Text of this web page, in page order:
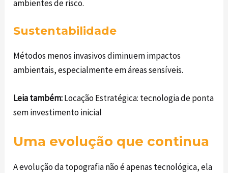
ambientes de risco.
Sustentabilidade
Métodos menos invasivos diminuem impactos
ambientais, especialmente em áreas sensíveis.
Leia também:Locação Estratégica: tecnologia de ponta
sem investimento inicial
Uma evolução que continua
A evolução da topografia não é apenas tecnológica, ela